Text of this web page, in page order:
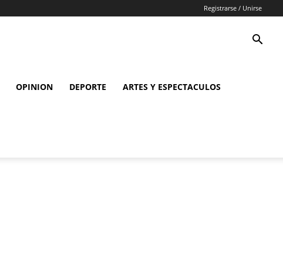
Registrarse / Unirse
OPINION DEPORTE ARTES Y ESPECTACULOS